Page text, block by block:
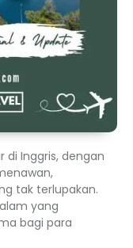
di Inggris, dengan
tak terlupakan.
yang
bagi para